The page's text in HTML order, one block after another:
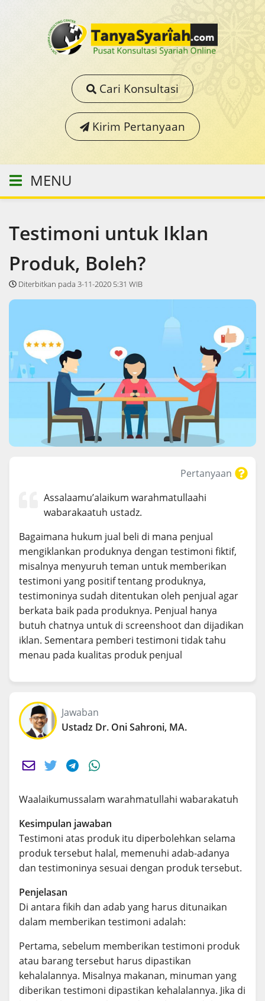
Cari Konsultasi
Kirim Pertanyaan
MENU
Testimoni untuk Iklan
Produk, Boleh?
Diterbitkan pada 3-11-2020 5:31 WIB
Pertanyaan
Assalaamu’alaikum warahmatullaahi
wabarakaatuh ustadz.
Bagaimana hukum jual beli di mana penjual
mengiklankan produknya dengan testimoni fiktif,
misalnya menyuruh teman untuk memberikan
testimoni yang positif tentang produknya,
testimoninya sudah ditentukan oleh penjual agar
berkata baik pada produknya. Penjual hanya
butuh chatnya untuk di screenshoot dan dijadikan
iklan. Sementara pemberi testimoni tidak tahu
menau pada kualitas produk penjual
Jawaban
Ustadz Dr. Oni Sahroni, MA.
Waalaikumussalam warahmatullahi wabarakatuh
Kesimpulan jawaban
Testimoni atas produk itu diperbolehkan selama
produk tersebut halal, memenuhi adab-adanya
dan testimoninya sesuai dengan produk tersebut.
Penjelasan
Di antara fikih dan adab yang harus ditunaikan
dalam memberikan testimoni adalah:
Pertama, sebelum memberikan testimoni produk
atau barang tersebut harus dipastikan
kehalalannya. Misalnya makanan, minuman yang
diberikan testimoni dipastikan kehalalannya. Jika di